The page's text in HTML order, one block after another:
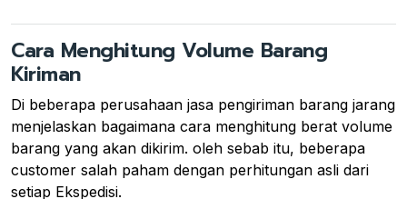
Cara Menghitung Volume Barang
Kiriman
Di beberapa perusahaan jasa pengiriman barang jarang
menjelaskan bagaimana cara menghitung berat volume
barang yang akan dikirim. oleh sebab itu, beberapa
customer salah paham dengan perhitungan asli dari
setiap Ekspedisi.